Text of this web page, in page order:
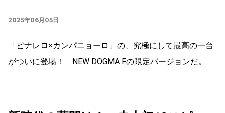
2025年06月05日
「ピナレロ×カンパニョーロ」の、究極にして最高の一台
がついに登場！ NEW DOGMA Fの限定バージョンだ。